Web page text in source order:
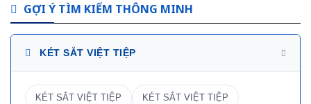
GỢI Ý TÌM KIẾM THÔNG MINH
KÉT SẮT VIỆT TIỆP
KÉT SẮT VIỆT TIỆP KÉT SẮT VIỆT TIỆP